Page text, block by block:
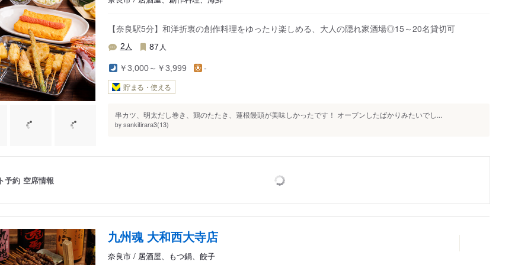
【奈良駅5分】和洋折衷の創作料理をゆったり楽しめる、大人の隠れ家酒場◎15～20名貸切可
2 人 87 人
￥3,000～￥3,999 -
貯まる・使える
串カツ、明太だし巻き、鶏のたたき、蓮根饅頭が美味しかったです！ オープンしたばかりみたいでし...
by sankitirara3(13)
予約 空席情報
九州魂 大和西大寺店
奈良市 / 居酒屋、もつ鍋、餃子